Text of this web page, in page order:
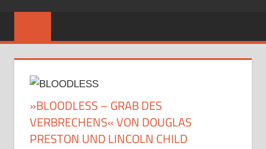
»BLOODLESS – GRAB DES
VERBRECHENS« VON DOUGLAS
PRESTON UND LINCOLN CHILD